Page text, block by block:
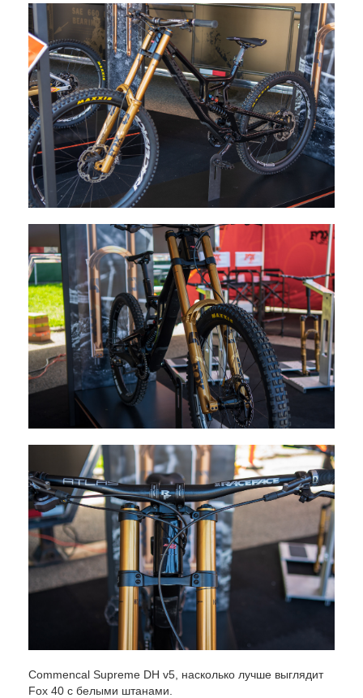
Commencal Supreme DH v5, насколько лучше выглядит
Fox 40 с белыми штанами.